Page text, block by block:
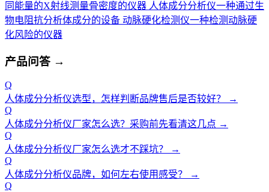
同能量的X射线测量骨密度的仪器 人体成分分析仪一种通过生
物电阻抗分析体成分的设备 动脉硬化检测仪一种检测动脉硬
化风险的仪器
产品问答 →
Q
人体成分分析仪选型，怎样判断品牌售后是否较好？
→
Q
人体成分分析仪厂家怎么选？采购前先看清这几点 →
Q
人体成分分析仪厂家怎么选才不踩坑？
→
Q
人体成分分析仪品牌，如何左右使用感受？
→
Q